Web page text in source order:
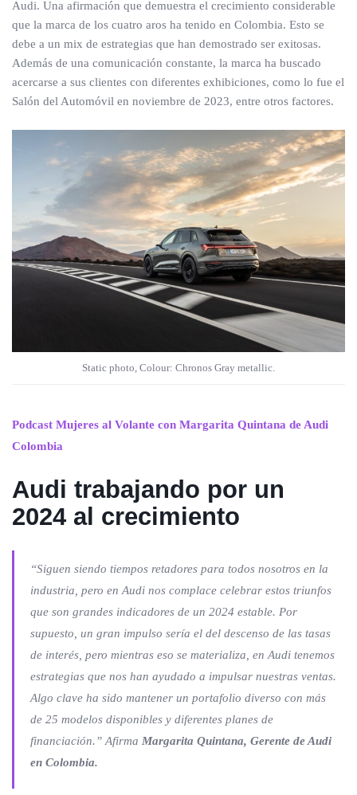
Audi. Una afirmación que demuestra el crecimiento considerable
que la marca de los cuatro aros ha tenido en Colombia. Esto se
debe a un mix de estrategias que han demostrado ser exitosas.
Además de una comunicación constante, la marca ha buscado
acercarse a sus clientes con diferentes exhibiciones, como lo fue el
Salón del Automóvil en noviembre de 2023, entre otros factores.
Static photo, Colour: Chronos Gray metallic.
Podcast Mujeres al Volante con Margarita Quintana de Audi
Colombia
Audi trabajando por un
2024 al crecimiento
“Siguen siendo tiempos retadores para todos nosotros en la
industria, pero en Audi nos complace celebrar estos triunfos
que son grandes indicadores de un 2024 estable. Por
supuesto, un gran impulso sería el del descenso de las tasas
de interés, pero mientras eso se materializa, en Audi tenemos
estrategias que nos han ayudado a impulsar nuestras ventas.
Algo clave ha sido mantener un portafolio diverso con más
de 25 modelos disponibles y diferentes planes de
financiación.” Afirma Margarita Quintana, Gerente de Audi
en Colombia.